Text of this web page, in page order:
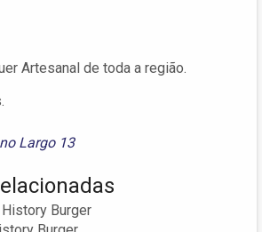
Artesanal de toda a região.
Largo 13
Burger